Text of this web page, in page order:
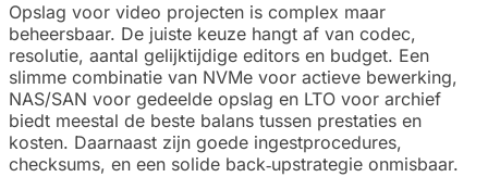
Opslag voor video projecten is complex maar
beheersbaar. De juiste keuze hangt af van codec,
resolutie, aantal gelijktijdige editors en budget. Een
slimme combinatie van NVMe voor actieve bewerking,
NAS/SAN voor gedeelde opslag en LTO voor archief
biedt meestal de beste balans tussen prestaties en
kosten. Daarnaast zijn goede ingestprocedures,
checksums, en een solide back‑upstrategie onmisbaar.